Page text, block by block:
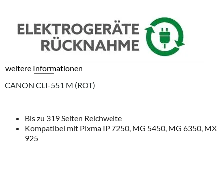
weitere Informationen
CANON CLI-551 M (ROT)
Bis zu 319 Seiten Reichweite
Kompatibel mit Pixma IP 7250, MG 5450, MG 6350, MX
925